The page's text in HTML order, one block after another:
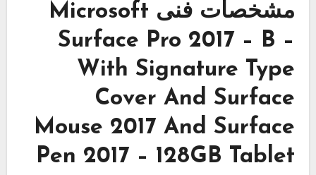
مشخصات فنی Microsoft
Surface Pro 2017 – B –
With Signature Type
Cover And Surface
Mouse 2017 And Surface
Pen 2017 – 128GB Tablet